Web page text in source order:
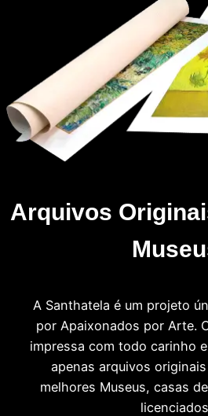
Arquivos
A Santhatela é um projeto
por Apaixonados por Arte.
impressa com todo carinho
apenas arquivos
melhores Museus, casas